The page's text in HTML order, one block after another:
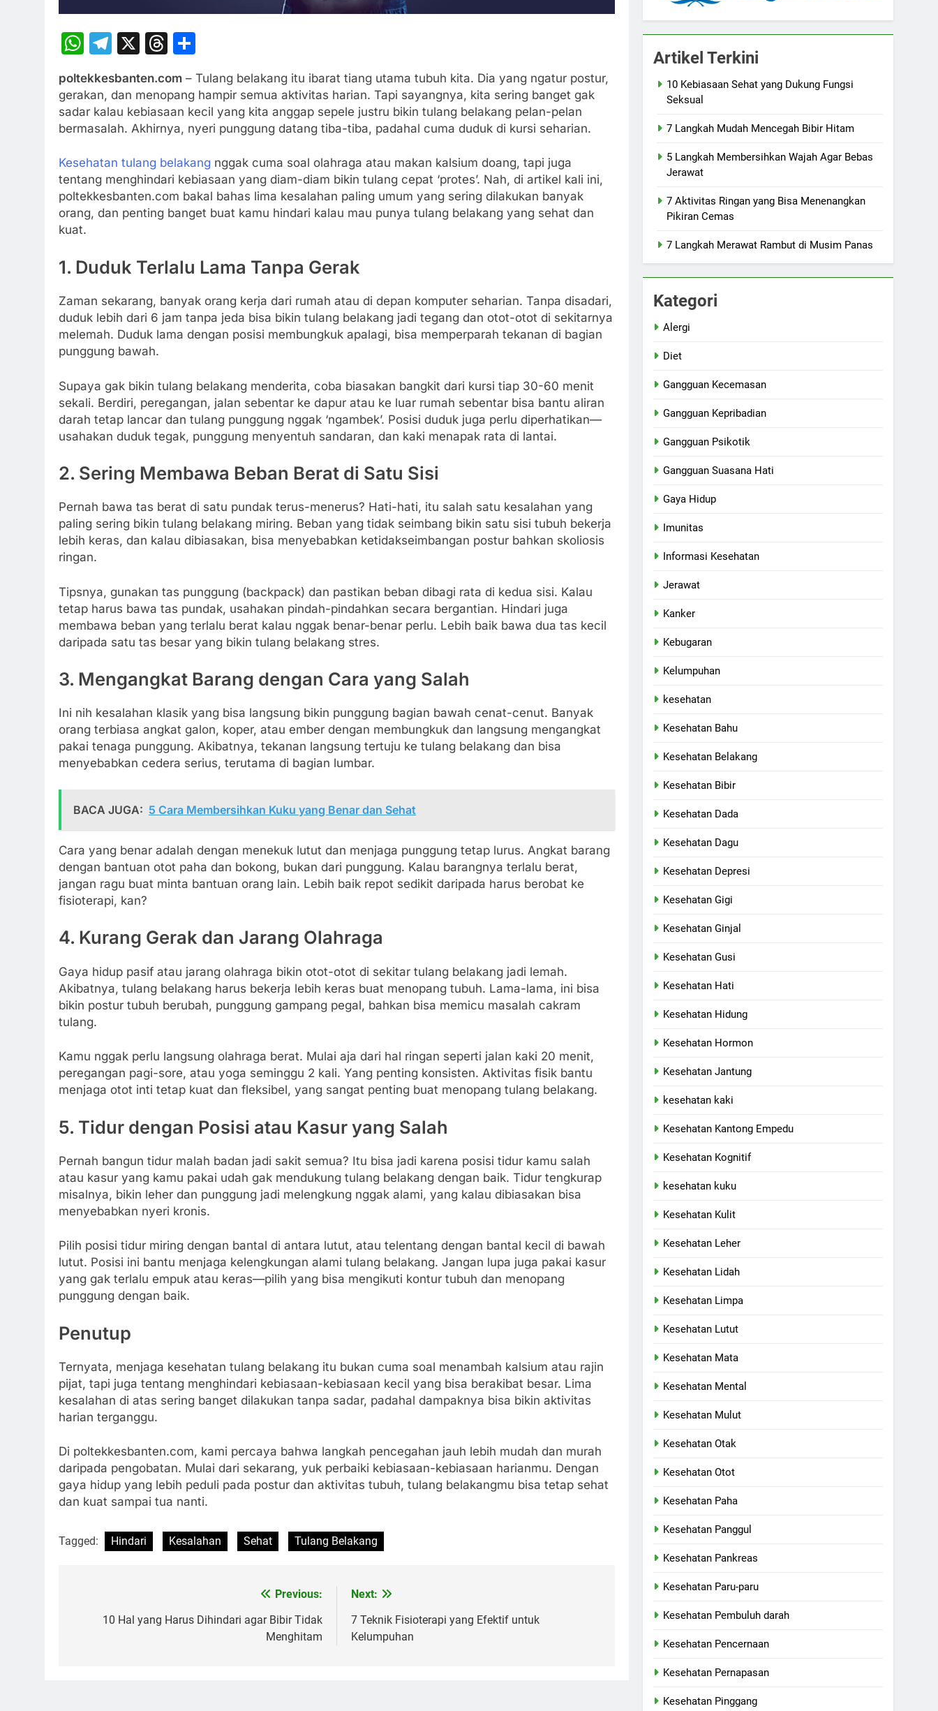
WhatsApp
Telegram
X Threads
poltekkesbanten.com – Tulang belakang itu ibarat tiang utama tubuh kita. Dia yang ngatur postur,
gerakan, dan menopang hampir semua aktivitas harian. Tapi sayangnya, kita sering banget gak
sadar kalau kebiasaan kecil yang kita anggap sepele justru bikin tulang belakang pelan-pelan
bermasalah. Akhirnya, nyeri punggung datang tiba-tiba, padahal cuma duduk di kursi seharian.
Kesehatan tulang belakang nggak cuma soal olahraga atau makan kalsium doang, tapi juga
tentang menghindari kebiasaan yang diam-diam bikin tulang cepat ‘protes’. Nah, di artikel kali ini,
poltekkesbanten.com bakal bahas lima kesalahan paling umum yang sering dilakukan banyak
orang, dan penting banget buat kamu hindari kalau mau punya tulang belakang yang sehat dan
kuat.
1. Duduk Terlalu Lama Tanpa Gerak
Zaman sekarang, banyak orang kerja dari rumah atau di depan komputer seharian. Tanpa disadari,
duduk lebih dari 6 jam tanpa jeda bisa bikin tulang belakang jadi tegang dan otot-otot di sekitarnya
melemah. Duduk lama dengan posisi membungkuk apalagi, bisa memperparah tekanan di bagian
punggung bawah.
Supaya gak bikin tulang belakang menderita, coba biasakan bangkit dari kursi tiap 30-60 menit
sekali. Berdiri, peregangan, jalan sebentar ke dapur atau ke luar rumah sebentar bisa bantu aliran
darah tetap lancar dan tulang punggung nggak ‘ngambek’. Posisi duduk juga perlu diperhatikan—
usahakan duduk tegak, punggung menyentuh sandaran, dan kaki menapak rata di lantai.
2. Sering Membawa Beban Berat di Satu Sisi
Pernah bawa tas berat di satu pundak terus-menerus? Hati-hati, itu salah satu kesalahan yang
paling sering bikin tulang belakang miring. Beban yang tidak seimbang bikin satu sisi tubuh bekerja
lebih keras, dan kalau dibiasakan, bisa menyebabkan ketidakseimbangan postur bahkan skoliosis
ringan.
Tipsnya, gunakan tas punggung (backpack) dan pastikan beban dibagi rata di kedua sisi. Kalau
tetap harus bawa tas pundak, usahakan pindah-pindahkan secara bergantian. Hindari juga
membawa beban yang terlalu berat kalau nggak benar-benar perlu. Lebih baik bawa dua tas kecil
daripada satu tas besar yang bikin tulang belakang stres.
3. Mengangkat Barang dengan Cara yang Salah
Ini nih kesalahan klasik yang bisa langsung bikin punggung bagian bawah cenat-cenut. Banyak
orang terbiasa angkat galon, koper, atau ember dengan membungkuk dan langsung mengangkat
pakai tenaga punggung. Akibatnya, tekanan langsung tertuju ke tulang belakang dan bisa
menyebabkan cedera serius, terutama di bagian lumbar.
BACA JUGA: 5 Cara Membersihkan Kuku yang Benar dan Sehat
Cara yang benar adalah dengan menekuk lutut dan menjaga punggung tetap lurus. Angkat barang
dengan bantuan otot paha dan bokong, bukan dari punggung. Kalau barangnya terlalu berat,
jangan ragu buat minta bantuan orang lain. Lebih baik repot sedikit daripada harus berobat ke
fisioterapi, kan?
4. Kurang Gerak dan Jarang Olahraga
Gaya hidup pasif atau jarang olahraga bikin otot-otot di sekitar tulang belakang jadi lemah.
Akibatnya, tulang belakang harus bekerja lebih keras buat menopang tubuh. Lama-lama, ini bisa
bikin postur tubuh berubah, punggung gampang pegal, bahkan bisa memicu masalah cakram
tulang.
Kamu nggak perlu langsung olahraga berat. Mulai aja dari hal ringan seperti jalan kaki 20 menit,
peregangan pagi-sore, atau yoga seminggu 2 kali. Yang penting konsisten. Aktivitas fisik bantu
menjaga otot inti tetap kuat dan fleksibel, yang sangat penting buat menopang tulang belakang.
5. Tidur dengan Posisi atau Kasur yang Salah
Pernah bangun tidur malah badan jadi sakit semua? Itu bisa jadi karena posisi tidur kamu salah
atau kasur yang kamu pakai udah gak mendukung tulang belakang dengan baik. Tidur tengkurap
misalnya, bikin leher dan punggung jadi melengkung nggak alami, yang kalau dibiasakan bisa
menyebabkan nyeri kronis.
Pilih posisi tidur miring dengan bantal di antara lutut, atau telentang dengan bantal kecil di bawah
lutut. Posisi ini bantu menjaga kelengkungan alami tulang belakang. Jangan lupa juga pakai kasur
yang gak terlalu empuk atau keras—pilih yang bisa mengikuti kontur tubuh dan menopang
punggung dengan baik.
Penutup
Ternyata, menjaga kesehatan tulang belakang itu bukan cuma soal menambah kalsium atau rajin
pijat, tapi juga tentang menghindari kebiasaan-kebiasaan kecil yang bisa berakibat besar. Lima
kesalahan di atas sering banget dilakukan tanpa sadar, padahal dampaknya bisa bikin aktivitas
harian terganggu.
Di poltekkesbanten.com, kami percaya bahwa langkah pencegahan jauh lebih mudah dan murah
daripada pengobatan. Mulai dari sekarang, yuk perbaiki kebiasaan-kebiasaan harianmu. Dengan
gaya hidup yang lebih peduli pada postur dan aktivitas tubuh, tulang belakangmu bisa tetap sehat
dan kuat sampai tua nanti.
Tagged: Hindari Kesalahan Sehat Tulang Belakang
Previous:
10 Hal yang Harus Dihindari agar Bibir Tidak
Menghitam
Next:
7 Teknik Fisioterapi yang Efektif untuk
Kelumpuhan
Artikel Terkini
10 Kebiasaan Sehat yang Dukung Fungsi
Seksual
7 Langkah Mudah Mencegah Bibir Hitam
5 Langkah Membersihkan Wajah Agar Bebas
Jerawat
7 Aktivitas Ringan yang Bisa Menenangkan
Pikiran Cemas
7 Langkah Merawat Rambut di Musim Panas
Kategori
Alergi
Diet
Gangguan Kecemasan
Gangguan Kepribadian
Gangguan Psikotik
Gangguan Suasana Hati
Gaya Hidup
Imunitas
Informasi Kesehatan
Jerawat
Kanker
Kebugaran
Kelumpuhan
kesehatan
Kesehatan Bahu
Kesehatan Belakang
Kesehatan Bibir
Kesehatan Dada
Kesehatan Dagu
Kesehatan Depresi
Kesehatan Gigi
Kesehatan Ginjal
Kesehatan Gusi
Kesehatan Hati
Kesehatan Hidung
Kesehatan Hormon
Kesehatan Jantung
kesehatan kaki
Kesehatan Kantong Empedu
Kesehatan Kognitif
kesehatan kuku
Kesehatan Kulit
Kesehatan Leher
Kesehatan Lidah
Kesehatan Limpa
Kesehatan Lutut
Kesehatan Mata
Kesehatan Mental
Kesehatan Mulut
Kesehatan Otak
Kesehatan Otot
Kesehatan Paha
Kesehatan Panggul
Kesehatan Pankreas
Kesehatan Paru-paru
Kesehatan Pembuluh darah
Kesehatan Pencernaan
Kesehatan Pernapasan
Kesehatan Pinggang